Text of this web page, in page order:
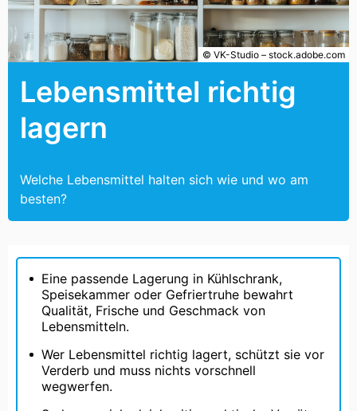
Lebensmittel richtig
lagern
Welche Lebensmittel halten sich wie und wo am
besten?
© VK-Studio – stock.adobe.com
Eine passende Lagerung in Kühlschrank,
Speisekammer oder Gefriertruhe bewahrt
Qualität, Frische und Geschmack von
Lebensmitteln.
Wer Lebensmittel richtig lagert, schützt sie vor
Verderb und muss nichts vorschnell
wegwerfen.